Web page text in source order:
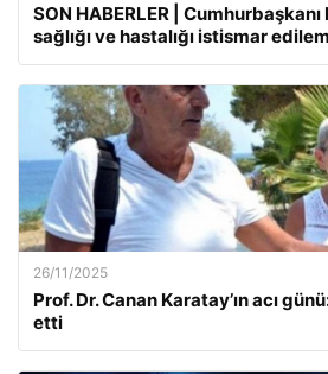
SON HABERLER |
sağlığı ve hastalığı istismar
26/11/2025
Prof. Dr. Canan Karatay’ın acı
etti